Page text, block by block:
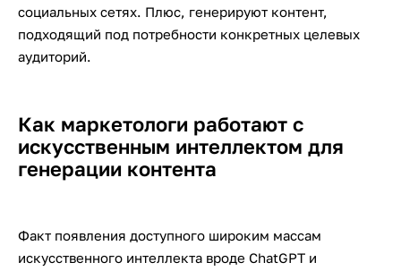
социальных сетях. Плюс, генерируют контент,
подходящий под потребности конкретных целевых
аудиторий.
Как маркетологи работают с
искусственным интеллектом для
генерации контента
Факт появления доступного широким массам
искусственного интеллекта вроде ChatGPT и